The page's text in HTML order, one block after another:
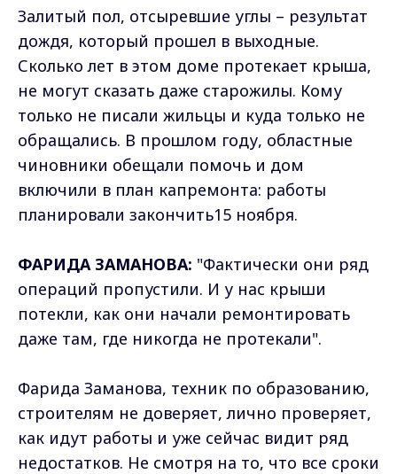
Залитый пол, отсыревшие углы – результат
дождя, который прошел в выходные.
Сколько лет в этом доме протекает крыша,
не могут сказать даже старожилы. Кому
только не писали жильцы и куда только не
обращались. В прошлом году, областные
чиновники обещали помочь и дом
включили в план капремонта: работы
планировали закончить15 ноября.
ФАРИДА ЗАМАНОВА: "Фактически они ряд
операций пропустили. И у нас крыши
потекли, как они начали ремонтировать
даже там, где никогда не протекали".
Фарида Заманова, техник по образованию,
строителям не доверяет, лично проверяет,
как идут работы и уже сейчас видит ряд
недостатков. Не смотря на то, что все сроки